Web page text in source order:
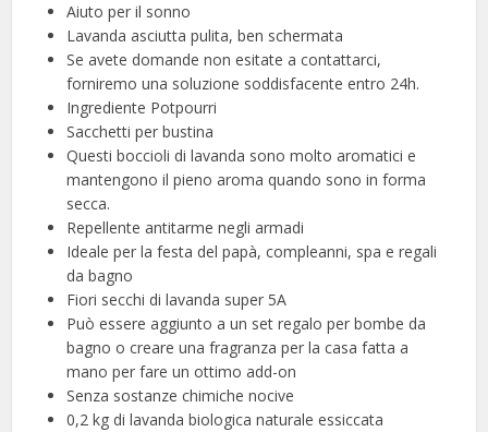
Aiuto per il sonno
Lavanda asciutta pulita, ben schermata
Se avete domande non esitate a contattarci,
forniremo una soluzione soddisfacente entro 24h.
Ingrediente Potpourri
Sacchetti per bustina
Questi boccioli di lavanda sono molto aromatici e
mantengono il pieno aroma quando sono in forma
secca.
Repellente antitarme negli armadi
Ideale per la festa del papà, compleanni, spa e regali
da bagno
Fiori secchi di lavanda super 5A
Può essere aggiunto a un set regalo per bombe da
bagno o creare una fragranza per la casa fatta a
mano per fare un ottimo add-on
Senza sostanze chimiche nocive
0,2 kg di lavanda biologica naturale essiccata